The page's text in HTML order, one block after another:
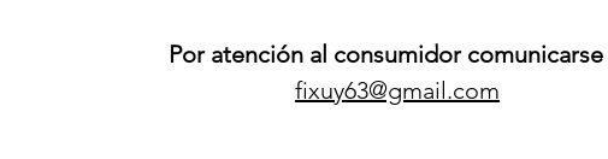
Por atención al consumidor comunicarse
fixuy63@gmail.com